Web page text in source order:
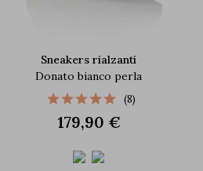
Sneakers rialzanti
Donato bianco perla
(8)
179,90 €